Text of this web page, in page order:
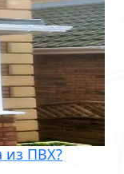
из ПВХ?